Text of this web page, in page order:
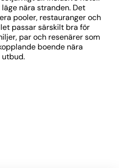
nära stranden. Det
pooler, restauranger och
passar särskilt bra för
par och resenärer som
boende nära
utbud.